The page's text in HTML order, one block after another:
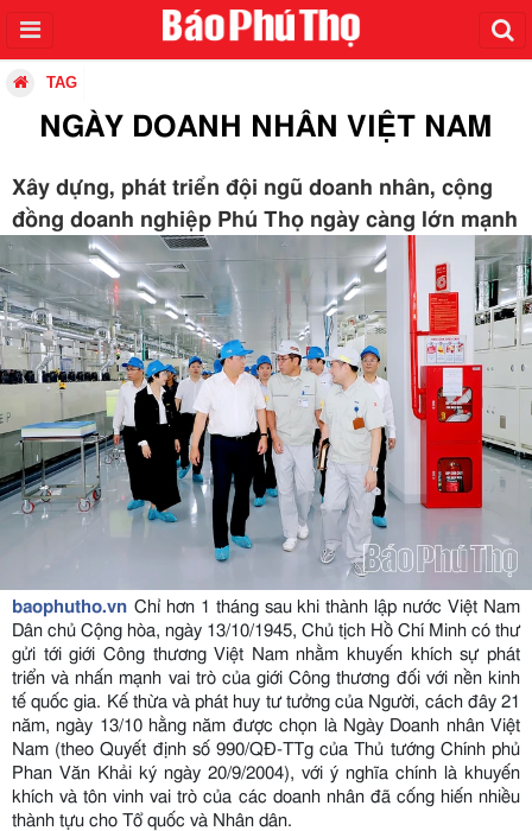
TAG
NGÀY DOANH NHÂN VIỆT NAM
Xây dựng, phát triển đội ngũ doanh nhân, cộng
đồng doanh nghiệp Phú Thọ ngày càng lớn mạnh
baophutho.vn Chỉ hơn 1 tháng sau khi thành lập nước Việt Nam
Dân chủ Cộng hòa, ngày 13/10/1945, Chủ tịch Hồ Chí Minh có thư
gửi tới giới Công thương Việt Nam nhằm khuyến khích sự phát
triển và nhấn mạnh vai trò của giới Công thương đối với nền kinh
tế quốc gia. Kế thừa và phát huy tư tưởng của Người, cách đây 21
năm, ngày 13/10 hằng năm được chọn là Ngày Doanh nhân Việt
Nam (theo Quyết định số 990/QĐ-TTg của Thủ tướng Chính phủ
Phan Văn Khải ký ngày 20/9/2004), với ý nghĩa chính là khuyến
khích và tôn vinh vai trò của các doanh nhân đã cống hiến nhiều
thành tựu cho Tổ quốc và Nhân dân.